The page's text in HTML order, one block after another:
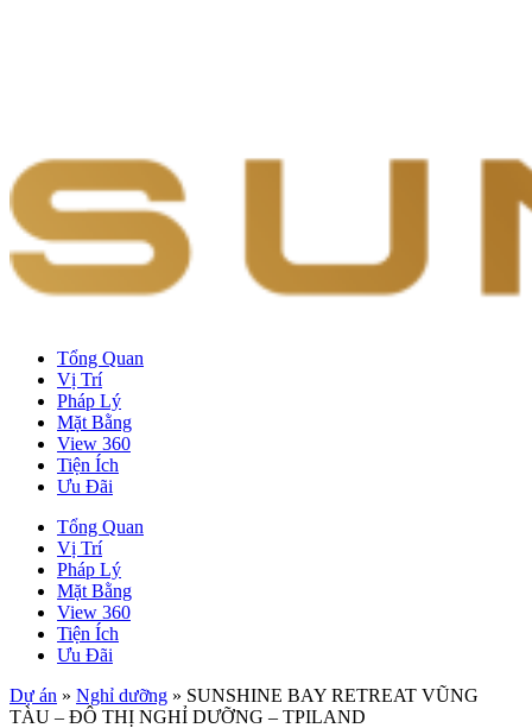
Tổng Quan
Vị Trí
Pháp Lý
Mặt Bằng
View 360
Tiện Ích
Ưu Đãi
Tổng Quan
Vị Trí
Pháp Lý
Mặt Bằng
View 360
Tiện Ích
Ưu Đãi
Dự án » Nghỉ dưỡng » SUNSHINE BAY RETREAT VŨNG
TÀU – ĐÔ THỊ NGHỈ DƯỠNG – TPILAND